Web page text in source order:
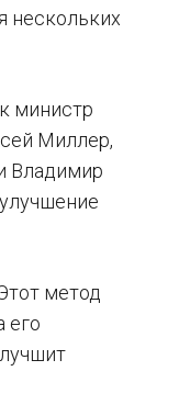
нескольких
министр
Миллер,
Владимир
метод
его